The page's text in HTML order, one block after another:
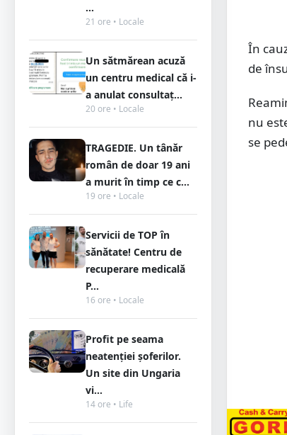
...
21 ore • Locale
Un sătmărean acuză
un centru medical că i-
a anulat consultaț...
20 ore • Locale
TRAGEDIE. Un tânăr
român de doar 19 ani
a murit în timp ce c...
19 ore • Locale
Servicii de TOP în
sănătate! Centru de
recuperare medicală
P...
16 ore • Locale
Profit pe seama
neatenției șoferilor.
Un site din Ungaria
vi...
14 ore • Life
În
de
nu
se